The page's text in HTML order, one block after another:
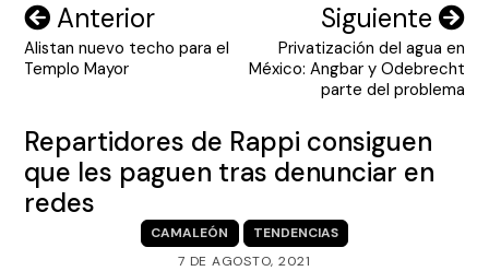
Navegación
de
Anterior
Alistan nuevo techo para el
Templo Mayor
Siguiente
Privatización del agua en
México: Angbar y Odebrecht
parte del problema
Repartidores de Rappi consiguen
que les paguen tras denunciar en
redes
CAMALEÓN
TENDENCIAS
7 DE AGOSTO, 2021